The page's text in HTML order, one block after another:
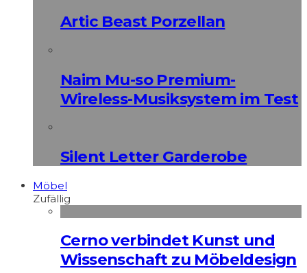
Artic Beast Porzellan
Naim Mu-so Premium-
Wireless-Musiksystem im Test
Silent Letter Garderobe
Möbel
Zufällig
Cerno verbindet Kunst und
Wissenschaft zu Möbeldesign